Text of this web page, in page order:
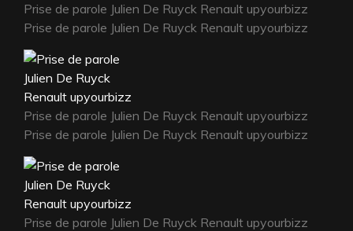
Prise de parole Julien De Ruyck Renault upyourbizz
Prise de parole Julien De Ruyck Renault upyourbizz
Prise de parole Julien De Ruyck Renault upyourbizz
Prise de parole Julien De Ruyck Renault upyourbizz
Prise de parole Julien De Ruyck Renault upyourbizz